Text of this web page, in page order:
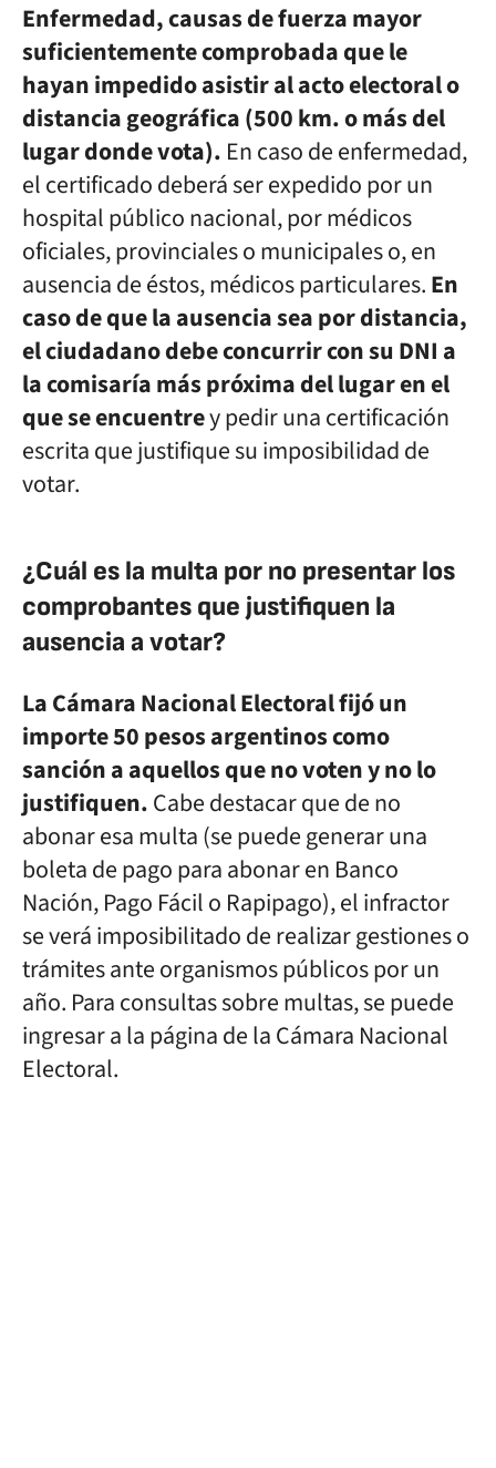
Enfermedad, causas de fuerza mayor
suficientemente comprobada que le
hayan impedido asistir al acto electoral o
distancia geográfica (500 km. o más del
lugar donde vota). En caso de enfermedad,
el certificado deberá ser expedido por un
hospital público nacional, por médicos
oficiales, provinciales o municipales o, en
ausencia de éstos, médicos particulares.En
caso de que la ausencia sea por distancia,
el ciudadano debe concurrir con su DNI a
la comisaría más próxima del lugar en el
que se encuentrey pedir una certificación
escrita que justifique su imposibilidad de
votar.
¿Cuál es la multa por no presentar los
comprobantes que justifiquen la
ausencia a votar?
La Cámara Nacional Electoral fijó un
importe 50 pesos argentinos como
sanción a aquellos que no voten y no lo
justifiquen.Cabe destacar que de no
abonar esa multa (se puede generar una
boleta de pago para abonar en Banco
Nación, Pago Fácil o Rapipago), el infractor
se verá imposibilitado de realizar gestiones o
trámites ante organismos públicos por un
año. Para consultas sobre multas, se puede
ingresar a la página de la Cámara Nacional
Electoral.